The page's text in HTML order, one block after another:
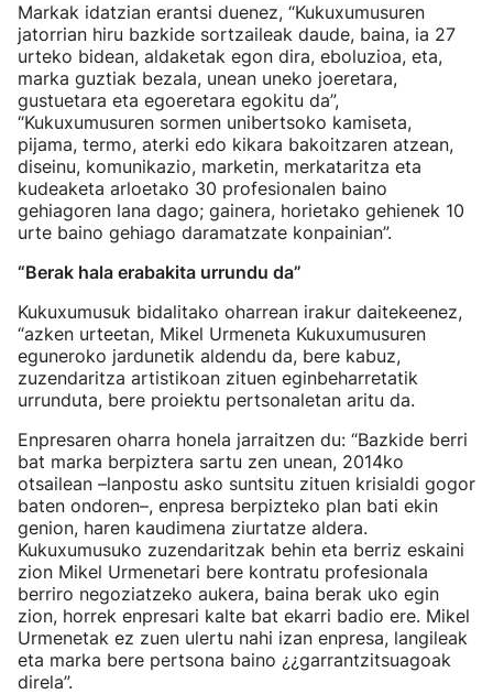
Markak idatzian erantsi duenez, “Kukuxumusuren
jatorrian hiru bazkide sortzaileak daude, baina, ia 27
urteko bidean, aldaketak egon dira, eboluzioa, eta,
marka guztiak bezala, unean uneko joeretara,
gustuetara eta egoeretara egokitu da”,
“Kukuxumusuren sormen unibertsoko kamiseta,
pijama, termo, aterki edo kikara bakoitzaren atzean,
diseinu, komunikazio, marketin, merkataritza eta
kudeaketa arloetako 30 profesionalen baino
gehiagoren lana dago; gainera, horietako gehienek 10
urte baino gehiago daramatzate konpainian”.
“Berak hala erabakita urrundu da”
Kukuxumusuk bidalitako oharrean irakur daitekeenez,
“azken urteetan, Mikel Urmeneta Kukuxumusuren
eguneroko jardunetik aldendu da, bere kabuz,
zuzendaritza artistikoan zituen eginbeharretatik
urrunduta, bere proiektu pertsonaletan aritu da.
Enpresaren oharra honela jarraitzen du: “Bazkide berri
bat marka berpiztera sartu zen unean, 2014ko
otsailean –lanpostu asko suntsitu zituen krisialdi gogor
baten ondoren–, enpresa berpizteko plan bati ekin
genion, haren kaudimena ziurtatze aldera.
Kukuxumusuko zuzendaritzak behin eta berriz eskaini
zion Mikel Urmenetari bere kontratu profesionala
berriro negoziatzeko aukera, baina berak uko egin
zion, horrek enpresari kalte bat ekarri badio ere. Mikel
Urmenetak ez zuen ulertu nahi izan enpresa, langileak
eta marka bere pertsona baino ¿¿garrantzitsuagoak
direla”.